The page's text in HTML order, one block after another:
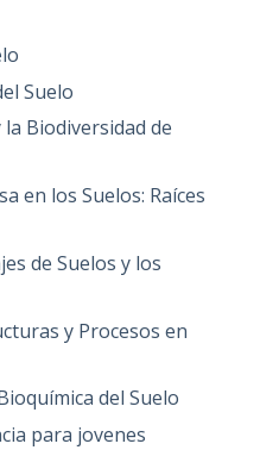
Suelo
Biodiversidad de
en los Suelos: Raíces
de Suelos y los
y Procesos en
del Suelo
para jovenes